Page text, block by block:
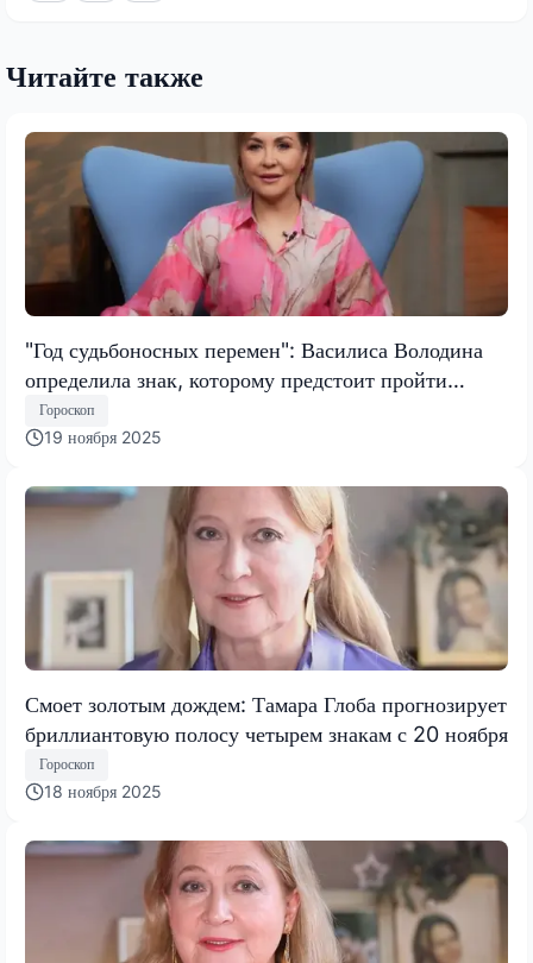
Читайте также
"Год судьбоносных перемен": Василиса Володина
определила знак, которому предстоит пройти
испытание, меняющее все
Гороскоп
19 ноября 2025
Смоет золотым дождем: Тамара Глоба прогнозирует
бриллиантовую полосу четырем знакам с 20 ноября
Гороскоп
18 ноября 2025